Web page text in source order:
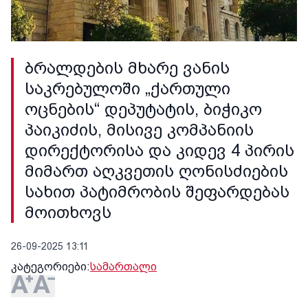
ბრალდების მხარე ვანის
საკრებულოში „ქართული
ოცნების“ დეპუტატის, ბიჭიკო
პაიკიძის, მისივე კომპანიის
დირექტორისა და კიდევ 4 პირის
მიმართ აღკვეთის ღონისძიების
სახით პატიმრობის შეფარდებას
მოითხოვს
26-09-2025 13:11
კატეგორიები:სამართალი